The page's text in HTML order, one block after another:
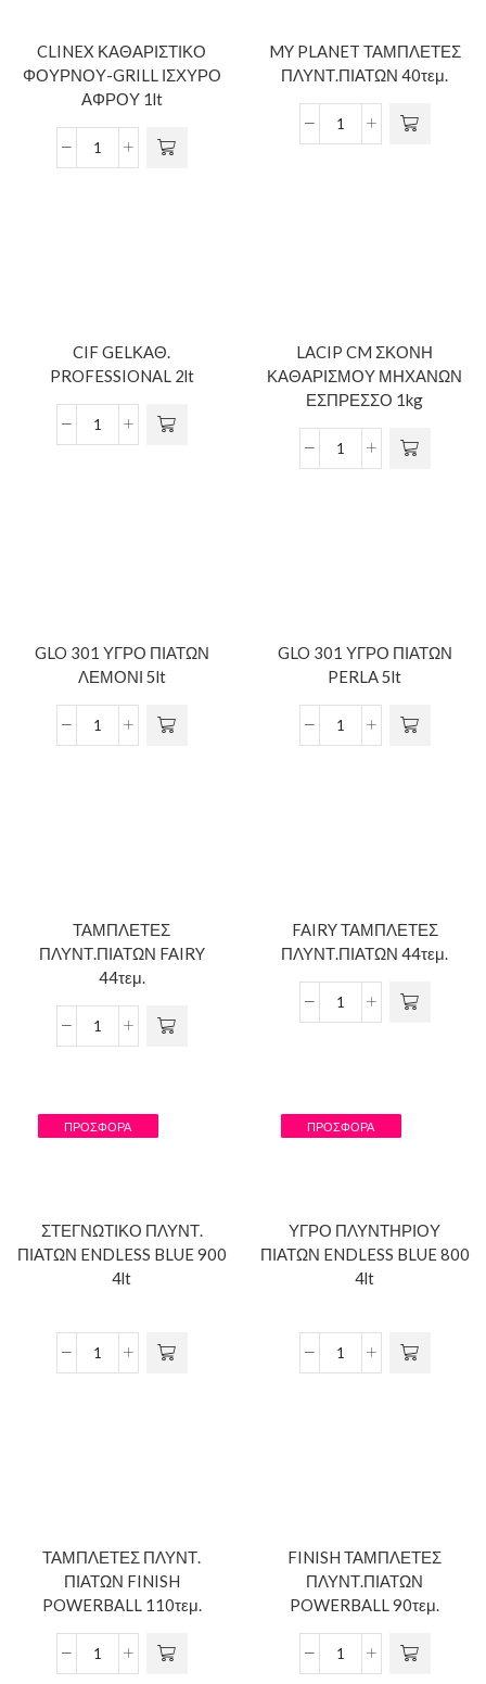
CLINEX ΚΑΘΑΡΙΣΤΙΚΟ
ΦΟΥΡΝΟΥ-GRILL ΙΣΧΥΡΟ
ΑΦΡΟΥ 1lt
MY PLANET ΤΑΜΠΛΕΤΕΣ
ΠΛΥΝΤ.ΠΙΑΤΩΝ 40τεμ.
CIF GELΚΑΘ.
PROFESSIONAL 2lt
LACIP CM ΣΚΟΝΗ
ΚΑΘΑΡΙΣΜΟΥ ΜΗΧΑΝΩΝ
ΕΣΠΡΕΣΣΟ 1kg
GLO 301 ΥΓΡΟ ΠΙΑΤΩΝ
ΛΕΜΟΝΙ 5lt
GLO 301 ΥΓΡΟ ΠΙΑΤΩΝ
PERLA 5lt
ΤΑΜΠΛΕΤΕΣ
ΠΛΥΝΤ.ΠΙΑΤΩΝ FAIRY
44τεμ.
FAIRY ΤΑΜΠΛΕΤΕΣ
ΠΛΥΝΤ.ΠΙΑΤΩΝ 44τεμ.
ΠΡΟΣΦΟΡΆ
ΣΤΕΓΝΩΤΙΚΟ ΠΛΥΝΤ.
ΠΙΑΤΩΝ ENDLESS BLUE 900
4lt
ΠΡΟΣΦΟΡΆ
ΥΓΡΟ ΠΛΥΝΤΗΡΙΟΥ
ΠΙΑΤΩΝ ENDLESS BLUE 800
4lt
ΤΑΜΠΛΕΤΕΣ ΠΛΥΝΤ.
ΠΙΑΤΩΝ FINISH
POWERBALL 110τεμ.
FINISH ΤΑΜΠΛΕΤΕΣ
ΠΛΥΝΤ.ΠΙΑΤΩΝ
POWERBALL 90τεμ.